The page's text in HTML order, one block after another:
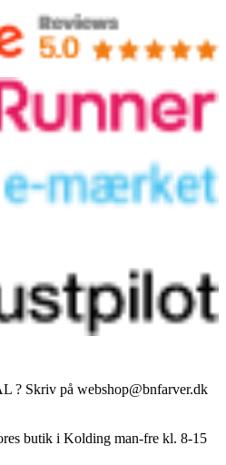
? Skriv på webshop@bnfarver.dk
butik i Kolding man-fre kl. 8-15